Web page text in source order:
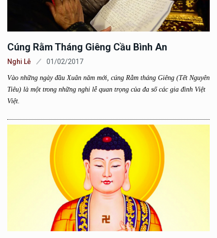
Cúng Rằm Tháng Giêng Cầu Bình An
Nghi Lễ 01/02/2017
Vào những ngày đầu Xuân năm mới, cúng Rằm tháng Giêng (Tết Nguyên
Tiêu) là một trong những nghi lễ quan trọng của đa số các gia đình Việt
Việt.